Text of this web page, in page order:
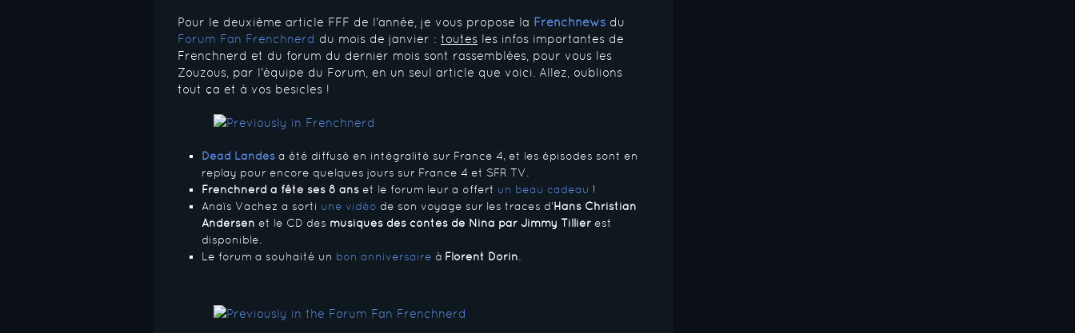
Pour le deuxième article FFF de l'année, je vous propose la Frenchnews du
Forum Fan Frenchnerd du mois de janvier : toutes les infos importantes de
Frenchnerd et du forum du dernier mois sont rassemblées, pour vous les
Zouzous, par l'équipe du Forum, en un seul article que voici. Allez, oublions
tout ça et à vos besicles !
Dead Landes a été diffusé en intégralité sur France 4, et les épisodes sont en
replay pour encore quelques jours sur France 4 et SFR TV.
Frenchnerd a fêté ses 8 ans et le forum leur a offert un beau cadeau !
Anaïs Vachez a sorti une vidéo de son voyage sur les traces d’Hans Christian
Andersen et le CD des musiques des contes de Nina par Jimmy Tillier est
disponible.
Le forum a souhaité un bon anniversaire à Florent Dorin